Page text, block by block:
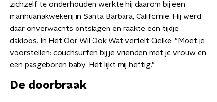
zichzelf te onderhouden werkte hij daarom bij een
marihuanakwekerij in Santa Barbara, Californië. Hij werd
daar onverwachts ontslagen en raakte een tijdje
dakloos. In Het Oor Wil Ook Wat vertelt Cielke: "Moet je
voorstellen: couchsurfen bij je vrienden met je vrouw en
een pasgeboren baby. Het lijkt mij heftig."
De doorbraak